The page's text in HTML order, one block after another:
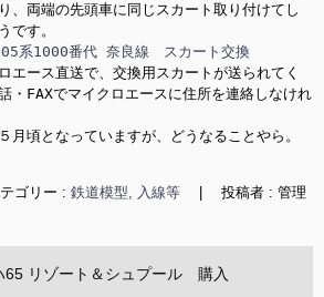
、両端の先頭車に同じスカート取り付けてし
です。
系1000番代 奈良線　スカート交換
エース直送で、交換用スカートが送られてく
・FAXでマイクロエースに住所を連絡しなけれ
月頃となっていますが、どうなることやら。
ゴリー : 鉄道模型, 入線等
投稿者 : 管理
65 リゾート＆シュプール 購入